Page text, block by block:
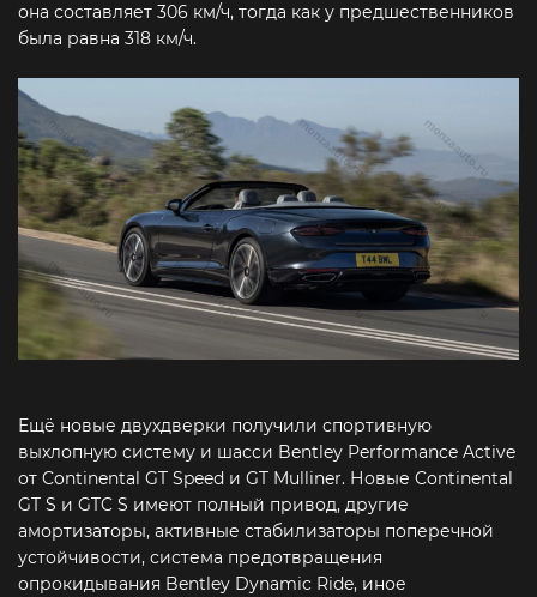
она составляет 306 км/ч, тогда как у предшественников
была равна 318 км/ч.
Ещё новые двухдверки получили спортивную
выхлопную систему и шасси Bentley Performance Active
от Continental GT Speed и GT Mulliner. Новые Continental
GT S и GTC S имеют полный привод, другие
амортизаторы, активные стабилизаторы поперечной
устойчивости, система предотвращения
опрокидывания Bentley Dynamic Ride, иное